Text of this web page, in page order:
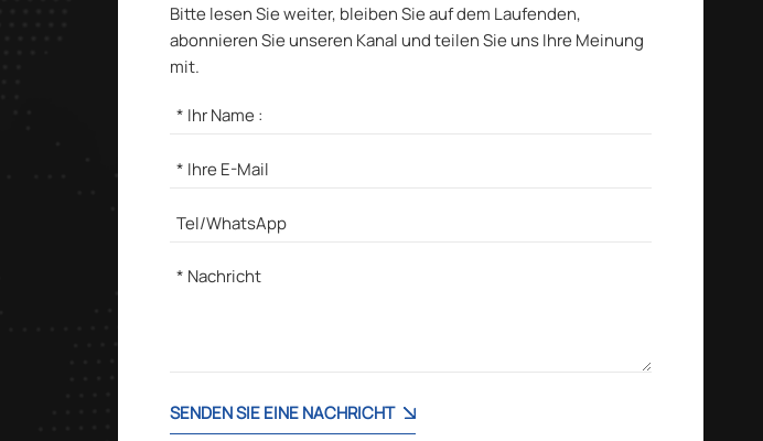
Bitte lesen Sie weiter, bleiben Sie auf dem Laufenden,
abonnieren Sie unseren Kanal und teilen Sie uns Ihre Meinung
mit.
SENDEN SIE EINE NACHRICHT